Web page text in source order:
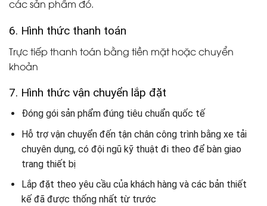
các sản phẩm đó.
6. Hình thức thanh toán
Trực tiếp thanh toán bằng tiền mặt hoặc chuyển
khoản
7. Hình thức vận chuyển lắp đặt
Đóng gói sản phẩm đúng tiêu chuẩn quốc tế
Hỗ trợ vận chuyển đến tận chân công trình bằng xe tải
chuyên dụng, có đội ngũ kỹ thuật đi theo để bàn giao
trang thiết bị
Lắp đặt theo yêu cầu của khách hàng và các bản thiết
kế đã được thống nhất từ trước